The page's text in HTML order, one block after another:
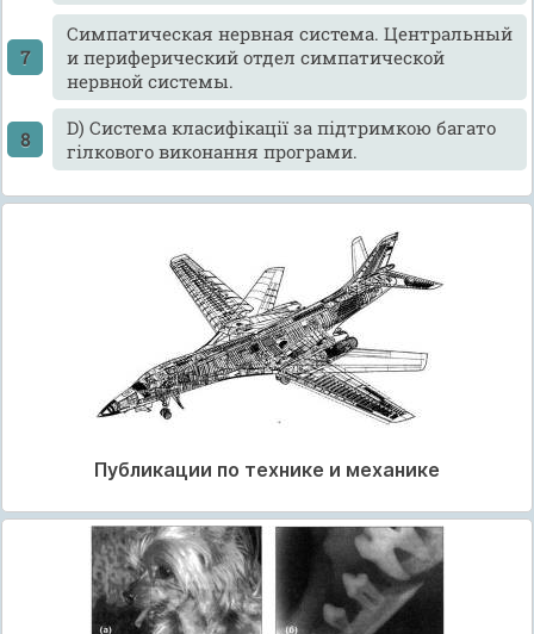
Cимпатическая нервная система. Центральный
и периферический отдел симпатической
нервной системы.
D) Система класифікації за підтримкою багато
гілкового виконання програми.
Публикации по технике и механике